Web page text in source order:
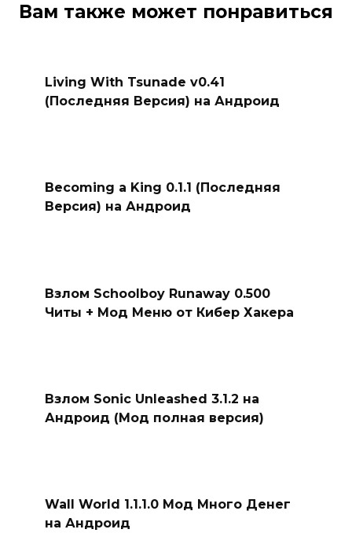
Вам также может понравиться
Living With Tsunade v0.41
(Последняя Версия) на Андроид
Becoming a King 0.1.1 (Последняя
Версия) на Андроид
Взлом Schoolboy Runaway 0.500
Читы + Мод Меню от Кибер Хакера
Взлом Sonic Unleashed 3.1.2 на
Андроид (Мод полная версия)
Wall World 1.1.1.0 Мод Много Денег
на Андроид